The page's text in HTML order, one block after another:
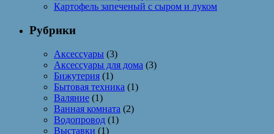
Картофель запеченый с сыром и луком
Рубрики
Аксессуары (3)
Аксессуары для дома (3)
Бижутерия (1)
Бытовая техника (1)
Валяние (1)
Ванная комната (2)
Водопровод (1)
Выставки (1)